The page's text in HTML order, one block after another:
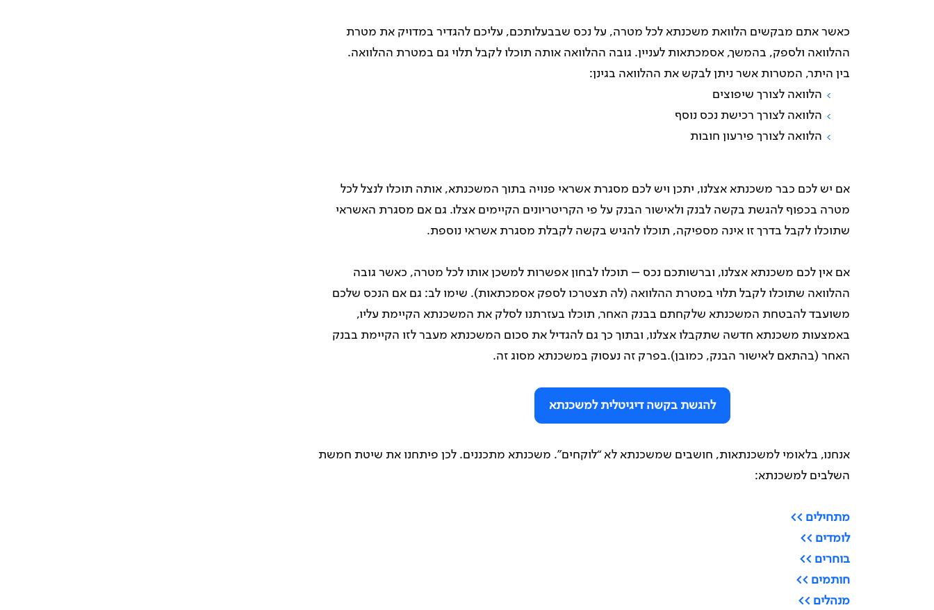
כאשר אתם מבקשים הלוואת משכנתא לכל מטרה, על נכס שבבעלותכם, עליכם להגדיר במדויק את מטרת
ההלוואה ולספק, בהמשך, אסמכתאות לעניין. גובה ההלוואה אותה תוכלו לקבל תלוי גם במטרת ההלוואה.
בין היתר, המטרות אשר ניתן לבקש את ההלוואה בגינן:
הלוואה לצורך שיפוצים
הלוואה לצורך רכישת נכס נוסף
הלוואה לצורך פירעון חובות
אם יש לכם כבר משכנתא אצלנו, יתכן ויש לכם מסגרת אשראי פנויה בתוך המשכנתא, אותה תוכלו לנצל לכל
מטרה בכפוף להגשת בקשה לבנק ולאישור הבנק על פי הקריטריונים הקיימים אצלו. גם אם מסגרת האשראי
שתוכלו לקבל בדרך זו אינה מספיקה, תוכלו להגיש בקשה לקבלת מסגרת אשראי נוספת.
אם אין לכם משכנתא אצלנו, וברשותכם נכס – תוכלו לבחון אפשרות למשכן אותו לכל מטרה, כאשר גובה
ההלוואה שתוכלו לקבל תלוי במטרת ההלוואה (לה תצטרכו לספק אסמכתאות). שימו לב: גם אם הנכס שלכם
משועבד להבטחת המשכנתא שלקחתם בבנק האחר, תוכלו בעזרתנו לסלק את המשכנתא הקיימת עליו,
באמצעות משכנתא חדשה שתקבלו אצלנו, ובתוך כך גם להגדיל את סכום המשכנתא מעבר לזו הקיימת בבנק
האחר (בהתאם לאישור הבנק, כמובן).בפרק זה נעסוק במשכנתא מסוג זה.
להגשת בקשה דיגיטלית למשכנתא
אנחנו, בלאומי למשכנתאות, חושבים שמשכנתא לא “לוקחים”. משכנתא מתכננים. לכן פיתחנו את שיטת חמשת
השלבים למשכנתא:
מתחילים >>
לומדים >>
בוחרים >>
חותמים >>
מנהלים >>